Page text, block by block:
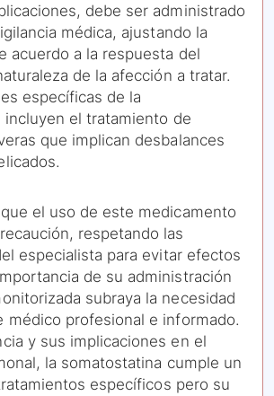
debe ser administrado
médica, ajustando la
acuerdo a la respuesta del
de la afección a tratar.
específicas de la
incluyen el tratamiento de
que implican desbalances
el uso de este medicamento
respetando las
especialista para evitar efectos
de su administración
subraya la necesidad
médico profesional e informado.
y sus implicaciones en el
la somatostatina cumple un
específicos pero su